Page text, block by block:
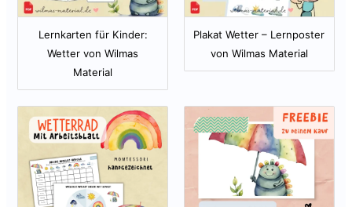
Lernkarten für Kinder:
Wetter von Wilmas
Material
Plakat Wetter – Lernposter
von Wilmas Material